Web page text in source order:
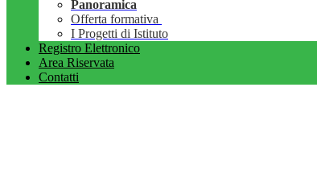
Panoramica
Offerta formativa
I Progetti di Istituto
Registro Elettronico
Area Riservata
Contatti